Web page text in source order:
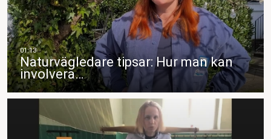
Naturvägledare tipsar: Hur man kan
involvera…